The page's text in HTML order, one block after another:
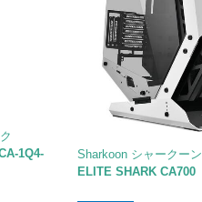
1Q4-
Sharkoon シャークーン
ELITE SHARK CA700